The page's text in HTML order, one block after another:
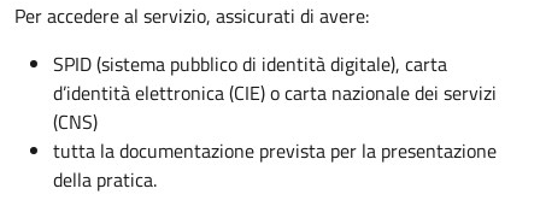
Per accedere al servizio, assicurati di avere:
SPID (sistema pubblico di identità digitale), carta
d’identità elettronica (CIE) o carta nazionale dei servizi
(CNS)
tutta la documentazione prevista per la presentazione
della pratica.